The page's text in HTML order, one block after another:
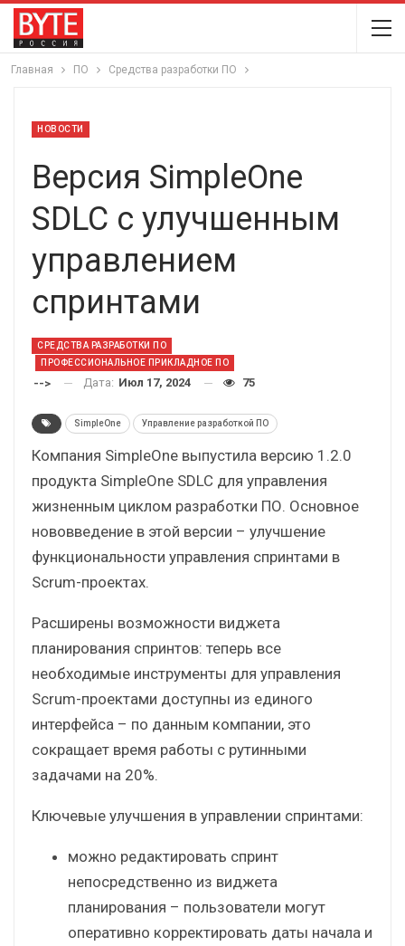
Главная ПО Средства разработки ПО
НОВОСТИ
Версия SimpleOne
SDLC с улучшенным
управлением
спринтами
СРЕДСТВА РАЗРАБОТКИ ПО
ПРОФЕССИОНАЛЬНОЕ ПРИКЛАДНОЕ ПО
--> Дата: Июл 17, 2024 75
SimpleOne Управление разработкой ПО
Компания SimpleOne выпустила версию 1.2.0
продукта SimpleOne SDLC для управления
жизненным циклом разработки ПО. Основное
нововведение в этой версии – улучшение
функциональности управления спринтами в
Scrum-проектах.
Расширены возможности виджета
планирования спринтов: теперь все
необходимые инструменты для управления
Scrum-проектами доступны из единого
интерфейса – по данным компании, это
сокращает время работы с рутинными
задачами на 20%.
Ключевые улучшения в управлении спринтами:
можно редактировать спринт
непосредственно из виджета
планирования – пользователи могут
оперативно корректировать даты начала и